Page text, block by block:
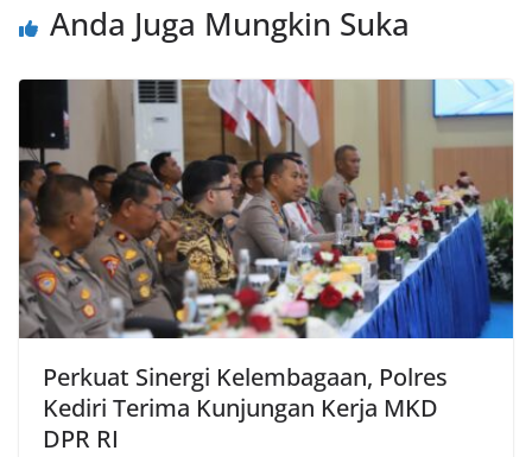
Anda Juga Mungkin Suka
Perkuat Sinergi Kelembagaan, Polres
Kediri Terima Kunjungan Kerja MKD
DPR RI